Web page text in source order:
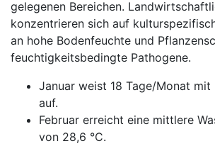
gelegenen Bereichen.
konzentrieren sich auf
an hohe Bodenfeuchte und
feuchtigkeitsbedingte Pathogene.
Januar weist 18 Tage/Monat mit
auf.
Februar erreicht eine mittlere
von 28,6 °C.